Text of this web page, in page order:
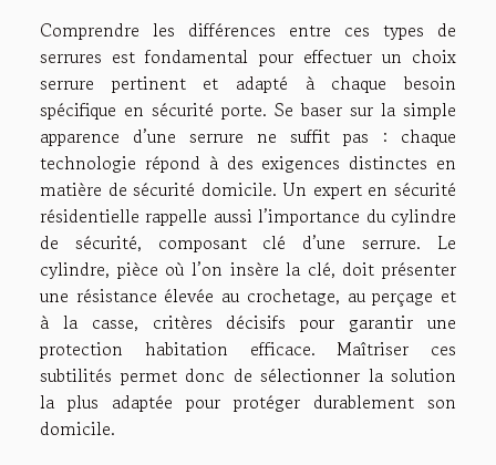
Comprendre les différences entre ces types de
serrures est fondamental pour effectuer un choix
serrure pertinent et adapté à chaque besoin
spécifique en sécurité porte. Se baser sur la simple
apparence d’une serrure ne suffit pas : chaque
technologie répond à des exigences distinctes en
matière de sécurité domicile. Un expert en sécurité
résidentielle rappelle aussi l’importance du cylindre
de sécurité, composant clé d’une serrure. Le
cylindre, pièce où l’on insère la clé, doit présenter
une résistance élevée au crochetage, au perçage et
à la casse, critères décisifs pour garantir une
protection habitation efficace. Maîtriser ces
subtilités permet donc de sélectionner la solution
la plus adaptée pour protéger durablement son
domicile.